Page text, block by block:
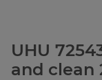
UHU
and clean